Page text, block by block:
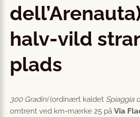
halv-vild
plads
300 Gradini(ordinært kaldet Spiaggia
omtrent ved km-mærke 25 på Via